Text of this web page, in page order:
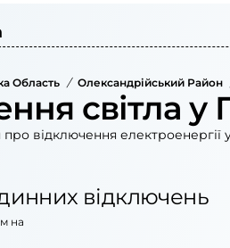
Область / Олександрійський Район
світла у
відключення
відключень
на